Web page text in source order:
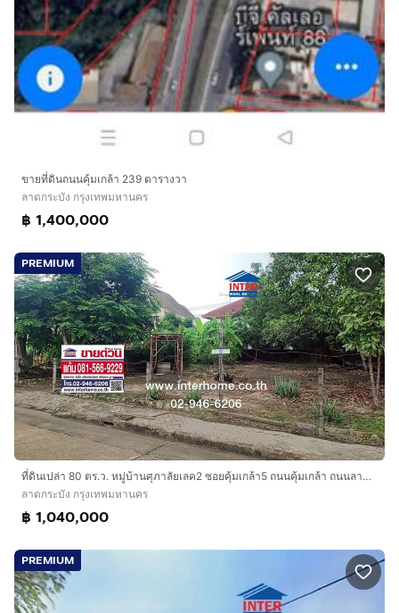
ขายที่ดินถนนคุ้มเกล้า 239 ตารางวา
ลาดกระบัง กรุงเทพมหานคร
฿ 1,400,000
PREMIUM
ที่ดินเปล่า 80 ตร.ว. หมู่บ้านศุภาลัยเลค2 ซอยคุ้มเกล้า5 ถนนคุ้มเกล้า ถนนลาดกระบัง เขตลาดกระบัง กรุงเทพมหานคร
ลาดกระบัง กรุงเทพมหานคร
฿ 1,040,000
PREMIUM